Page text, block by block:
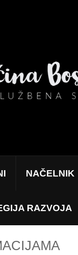
NAČELNIK
RAZVOJA